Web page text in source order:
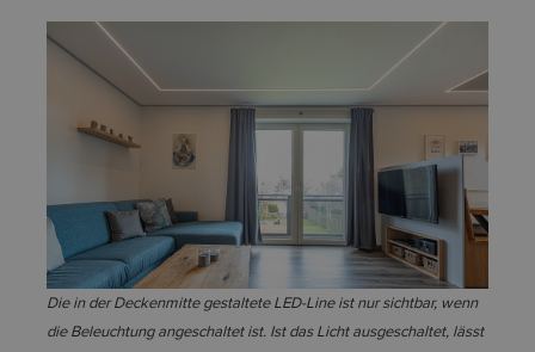
Die in der Deckenmitte gestaltete LED-Line ist nur sichtbar, wenn
die Beleuchtung angeschaltet ist. Ist das Licht ausgeschaltet, lässt